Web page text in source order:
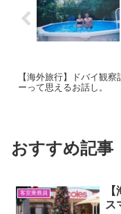
【海外旅行】ドバイ観
ーって思えるお話し。
おすすめ記事
客室乗務員
ス